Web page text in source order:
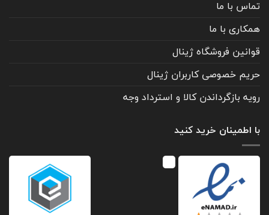
تماس با ما
همکاری با ما
قوانین فروشگاه ژینال
حریم خصوصی کاربران ژینال
رویه بازگرداندن کالا و استرداد وجه
با اطمینان خرید کنید